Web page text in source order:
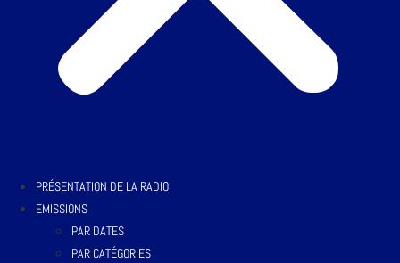
PRÉSENTATION DE LA RADIO
EMISSIONS
PAR DATES
PAR CATÉGORIES